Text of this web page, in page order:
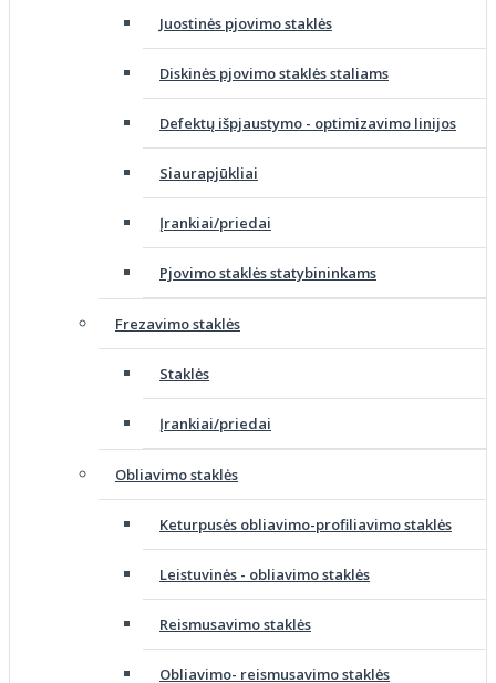
Juostinės pjovimo staklės
Diskinės pjovimo staklės staliams
Defektų išpjaustymo - optimizavimo linijos
Siaurapjūkliai
Įrankiai/priedai
Pjovimo staklės statybininkams
Frezavimo staklės
Staklės
Įrankiai/priedai
Obliavimo staklės
Keturpusės obliavimo-profiliavimo staklės
Leistuvinės - obliavimo staklės
Reismusavimo staklės
Obliavimo- reismusavimo staklės